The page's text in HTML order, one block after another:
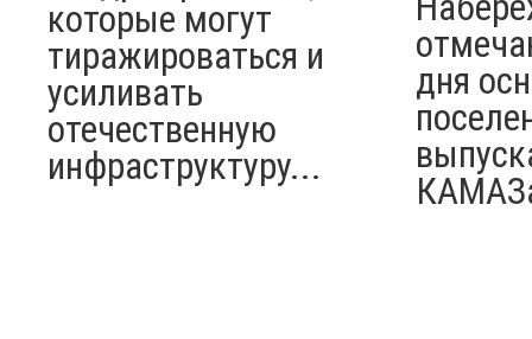
которые могут
тиражироваться и
усиливать
отечественную
инфраструктуру...
дня